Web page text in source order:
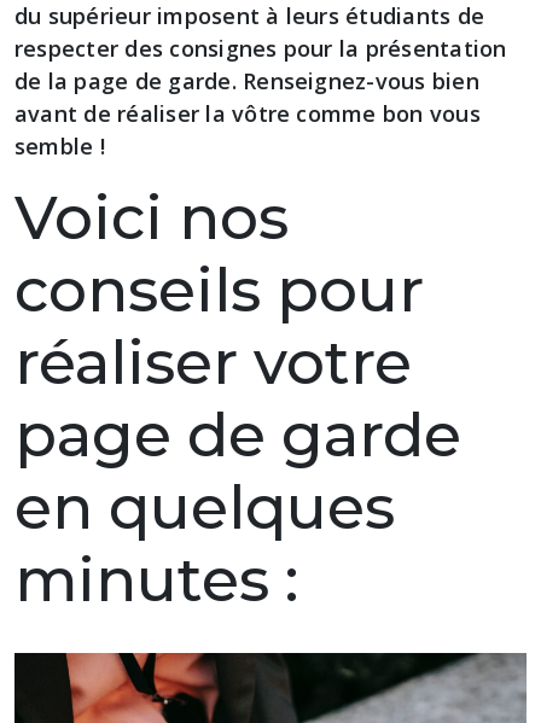
du supérieur imposent à leurs étudiants de
respecter des consignes pour la présentation
de la page de garde. Renseignez-vous bien
avant de réaliser la vôtre comme bon vous
semble !
Voici nos
conseils pour
réaliser votre
page de garde
en quelques
minutes :